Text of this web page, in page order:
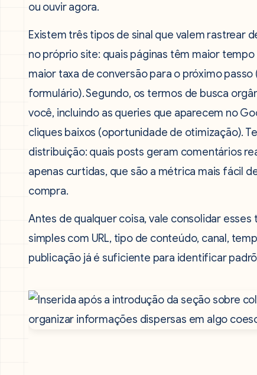
ou ouvir agora.
Existem três tipos de sinal que valem rastrear
no próprio site: quais páginas têm maior
maior taxa de conversão para o próximo
formulário). Segundo, os termos de busca
você, incluindo as queries que aparecem no
cliques baixos (oportunidade de otimização).
distribuição: quais posts geram comentários
apenas curtidas, que são a métrica mais fácil
compra.
Antes de qualquer coisa, vale consolidar esses
simples com URL, tipo de conteúdo, canal,
publicação já é suficiente para identificar